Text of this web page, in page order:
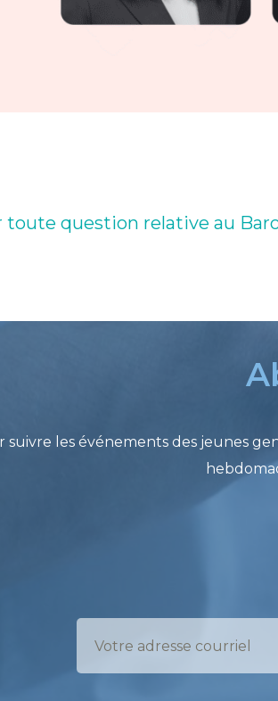
toute question relative au
suivre les événements des jeunes